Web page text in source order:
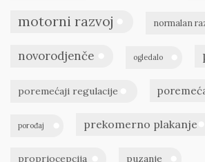
motorni razvoj normalan
novorodjenče ogledalo
poremećaji regulacije
porođaj prekomerno plakanje
propriocepcija puzanje